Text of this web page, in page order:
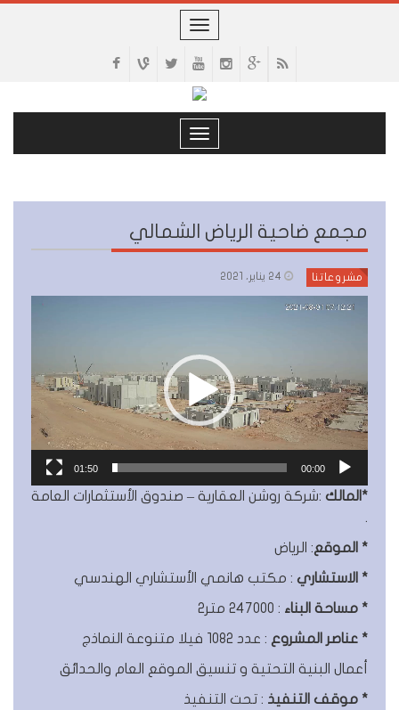
Toggle
Toggle
navigation
مجمع ضاحية الرياض الشمالي
مشروعاتنا 24 يناير، 2021
مشغل
00:00
01:50
*المالك :شركة روشن العقارية – صندوق الأستثمارات العامة
.
* الموقع: الرياض
* الاستشاري : مكتب هانمي الأستشاري الهندسي
* مساحة البناء : 247000 متر٢
* عناصر المشروع : عدد 1082 فيلا متنوعة النماذج
أعمال البنية التحتية و تنسيق الموقع العام والحدائق
* موقف التنفيذ : تحت التنفيذ